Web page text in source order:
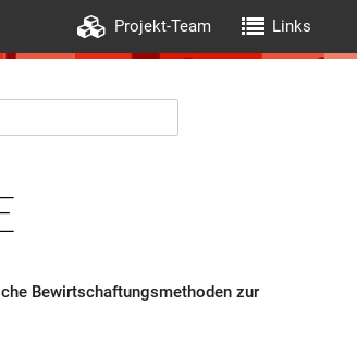
Projekt-Team Links
Bewirtschaftungsmethoden zur